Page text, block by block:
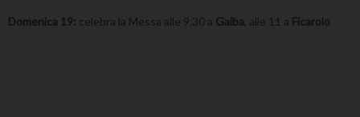
Domenica 19: celebra la Messa alle 9.30 a Gaiba , alle 11 a Ficarolo